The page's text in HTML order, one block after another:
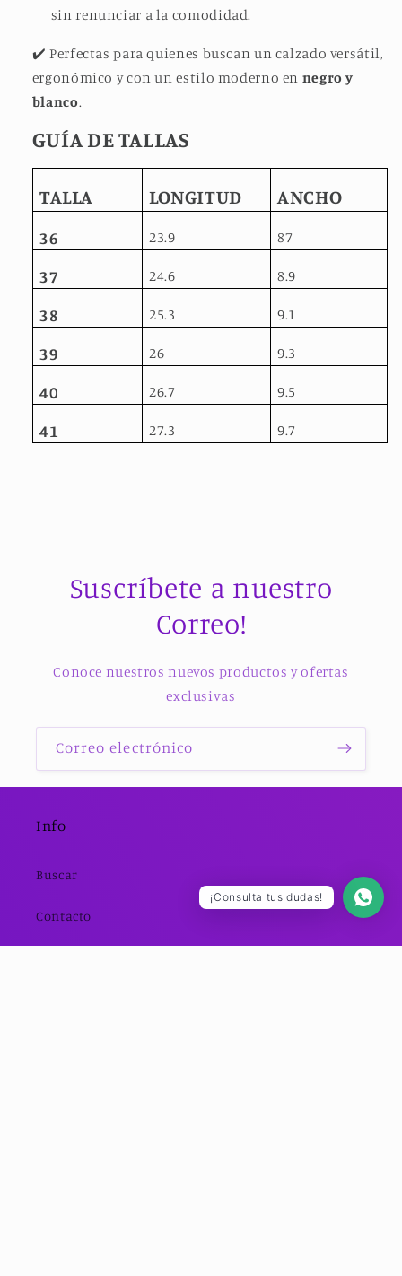
sin renunciar a la comodidad.
✔️ Perfectas para quienes buscan un calzado versátil,
ergonómico y con un estilo moderno en negro y
blanco.
GUÍA DE TALLAS
TALLA LONGITUD ANCHO
36 23.9 87
37 24.6 8.9
38 25.3 9.1
39 26 9.3
40 26.7 9.5
41 27.3 9.7
Suscríbete a nuestro
Correo!
Conoce nuestros nuevos productos y ofertas
exclusivas
Correo electrónico
Info
Buscar
Contacto
¡Consulta tus dudas!